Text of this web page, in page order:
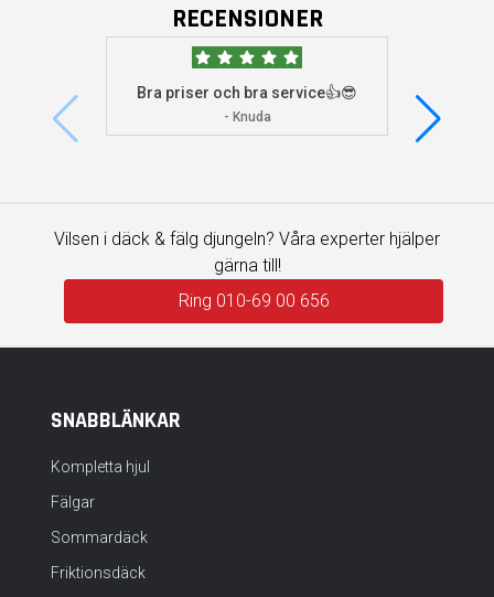
RECENSIONER
Bra priser och bra service👍😎
- Knuda
Vilsen i däck & fälg djungeln? Våra experter hjälper
gärna till!
Ring 010-69 00 656
SNABBLÄNKAR
Kompletta hjul
Fälgar
Sommardäck
Friktionsdäck